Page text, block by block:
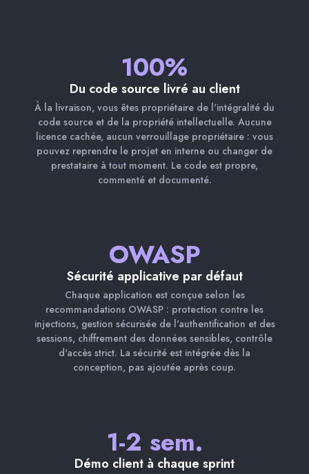
100%
Du code source livré au client
À la livraison, vous êtes propriétaire de l'intégralité du
code source et de la propriété intellectuelle. Aucune
licence cachée, aucun verrouillage propriétaire : vous
pouvez reprendre le projet en interne ou changer de
prestataire à tout moment. Le code est propre,
commenté et documenté.
OWASP
Sécurité applicative par défaut
Chaque application est conçue selon les
recommandations OWASP : protection contre les
injections, gestion sécurisée de l'authentification et des
sessions, chiffrement des données sensibles, contrôle
d'accès strict. La sécurité est intégrée dès la
conception, pas ajoutée après coup.
1-2 sem.
Démo client à chaque sprint